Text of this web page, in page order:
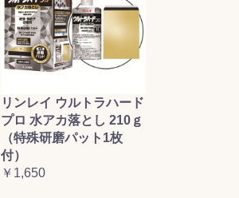
リンレイ ウルトラハード
プロ 水アカ落とし 210ｇ
（特殊研磨パット1枚
付）
￥1,650